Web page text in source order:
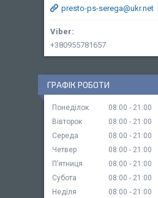
presto-ps-serega@ukr.net
+380955781657
ГРАФІК РОБОТИ
Понеділок 08:00
21:00
Вівторок
08:00
21:00
Середа
08:00
21:00
Четвер
08:00
21:00
Пʼятниця
08:00
21:00
Субота
08:00
21:00
Неділя
08:00 21:00